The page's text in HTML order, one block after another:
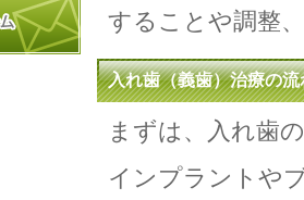
することや調整
入れ歯（義歯）治療の流
まずは、入れ歯
インプラントや